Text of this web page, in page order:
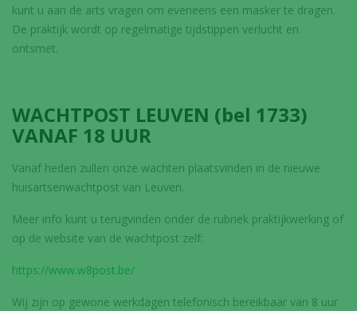
kunt u aan de arts vragen om eveneens een masker te dragen.
De praktijk wordt op regelmatige tijdstippen verlucht en
ontsmet.
WACHTPOST LEUVEN (bel 1733)
VANAF 18 UUR
Vanaf heden zullen onze wachten plaatsvinden in de nieuwe
huisartsenwachtpost van Leuven.
Meer info kunt u terugvinden onder de rubriek praktijkwerking of
op de website van de wachtpost zelf:
https://www.w8post.be/
Wij zijn op gewone werkdagen telefonisch bereikbaar van 8 uur